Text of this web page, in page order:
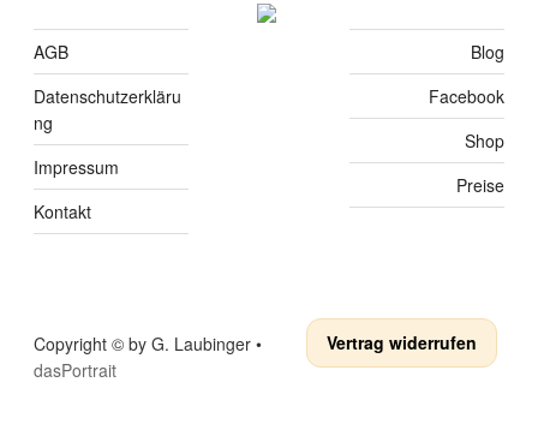
AGB
Datenschutzerkläru
ng
Impressum
Kontakt
Blog
Facebook
Shop
Preise
Copyright © by G. Laubinger •
dasPortrait
Vertrag widerrufen